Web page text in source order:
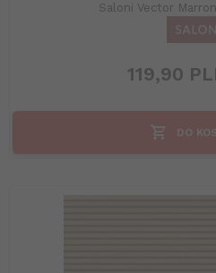
Saloni Vector
119,90
DO